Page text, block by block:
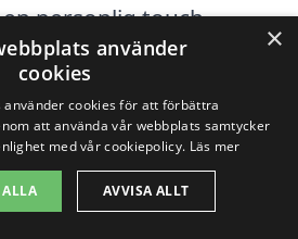
personlig touch.
ettblomsterbud i Källö-
trygg i att floristen
Oavsett om du vill ha
dag eller om du planerar
×
använder
cookies
använder cookies för att förbättra
att använda vår webbplats samtycker
med vår cookiepolicy. Läs mer
ALLA AVVISA ALLT